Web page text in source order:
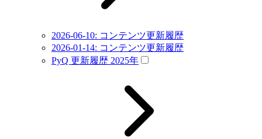
2026-06-10: コンテンツ更新履歴
2026-01-14: コンテンツ更新履歴
PyQ 更新履歴 2025年